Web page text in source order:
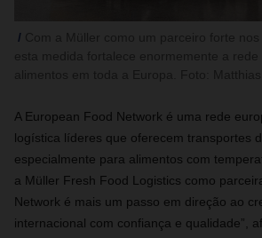
A European Food Network é uma rede
logística líderes que oferecem transportes
especialmente para alimentos com
a Müller Fresh Food Logistics como
Network é mais um passo em direção ao
internacional com confiança e qualidade”,